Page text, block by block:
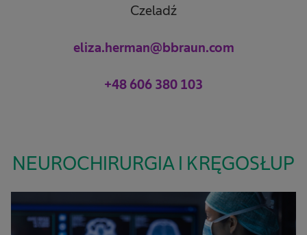
Czeladź
eliza.herman@bbraun.com
+48 606 380 103
NEUROCHIRURGIA I KRĘGOSŁUP